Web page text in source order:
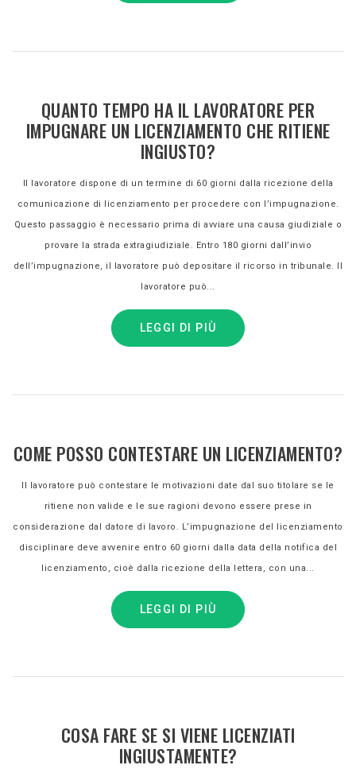
QUANTO TEMPO HA IL LAVORATORE PER
IMPUGNARE UN LICENZIAMENTO CHE RITIENE
INGIUSTO?
Il lavoratore dispone di un termine di 60 giorni dalla ricezione della
comunicazione di licenziamento per procedere con l’impugnazione.
Questo passaggio è necessario prima di avviare una causa giudiziale o
provare la strada extragiudiziale. Entro 180 giorni dall’invio
dell’impugnazione, il lavoratore può depositare il ricorso in tribunale. Il
lavoratore può...
LEGGI DI PIÙ
COME POSSO CONTESTARE UN LICENZIAMENTO?
Il lavoratore può contestare le motivazioni date dal suo titolare se le
ritiene non valide e le sue ragioni devono essere prese in
considerazione dal datore di lavoro. L’impugnazione del licenziamento
disciplinare deve avvenire entro 60 giorni dalla data della notifica del
licenziamento, cioè dalla ricezione della lettera, con una...
LEGGI DI PIÙ
COSA FARE SE SI VIENE LICENZIATI
INGIUSTAMENTE?